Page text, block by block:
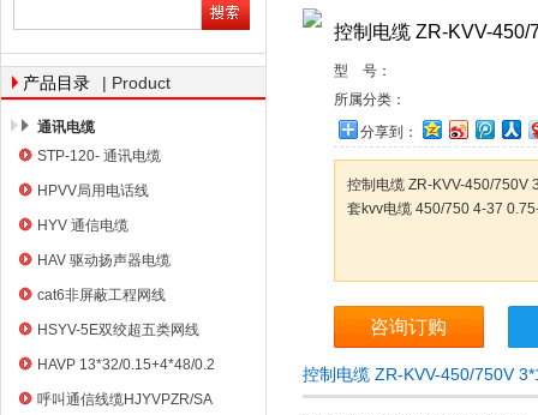
产品目录 | Product
通讯电缆
STP-120- 通讯电缆
HPVV局用电话线
HYV 通信电缆
HAV 驱动扬声器电缆
cat6非屏蔽工程网线
HSYV-5E双绞超五类网线
HAVP 13*32/0.15+4*48/0.2
呼叫通信线缆HJYVPZR/SA
控制电缆 ZR-KVV-450/
型 号：
所属分类：
分享到：
控制电缆 ZR-KVV-450/750V
套kvv电缆 450/750 4-37
咨询订购
控制电缆 ZR-KVV-450/750V